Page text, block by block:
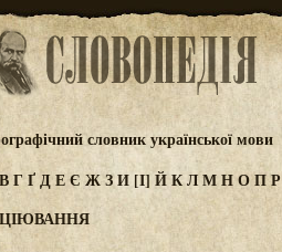
словник української мови
ВГҐДЕЄ ЖЗИ [І] ЙКЛМНОПР